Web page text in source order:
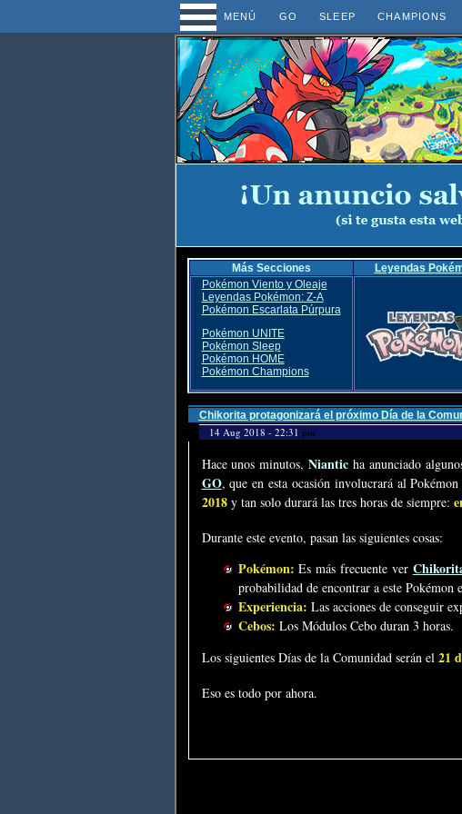
MENÚ GO SLEEP CHAMPIONS
Más Secciones Leyendas
Pokémon Viento y Oleaje
Leyendas Pokémon: Z-A
Pokémon Escarlata Púrpura
Pokémon UNITE
Pokémon Sleep
Pokémon HOME
Pokémon Champions
Chikorita protagonizará el próximo Día de la
14 Aug 2018 - 22:31 por
Hace unos minutos,Niantic ha anunciado
GO, que en esta ocasión involucrará al
2018y tan solo durará las tres horas de siempre:
Durante este evento, pasan las siguientes cosas:
Pokémon: Es más frecuente ver
probabilidad de encontrar a este Pokémon
Experiencia: Las acciones de conseguir
Cebos: Los Módulos Cebo duran 3 horas.
Los siguientes Días de la Comunidad serán el 21
Eso es todo por ahora.